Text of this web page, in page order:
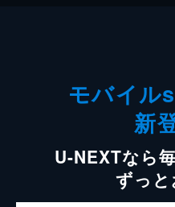
モバイル
新
U-NEXTなら
ずっと